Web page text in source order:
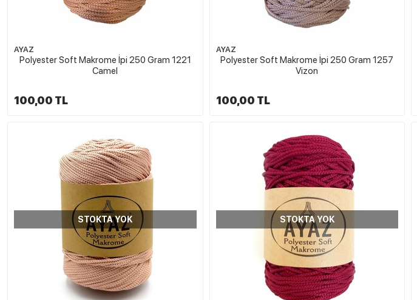
AYAZ
Polyester Soft Makrome İpi 250 Gram 1221
Camel
100,00 TL
AYAZ
Polyester Soft Makrome İpi 250 Gram 1257
Vizon
100,00 TL
STOKTA YOK STOKTA YOK